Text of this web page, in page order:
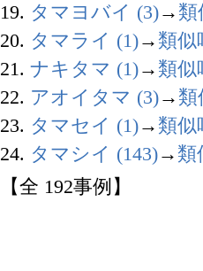
19. タマヨバイ (3)→ 類
20. タマライ (1)→ 類似
21. ナキタマ (1)→ 類似
22. アオイタマ (3)→ 類
23. タマセイ (1)→ 類似
24. タマシイ (143)→ 類
【全 192事例】